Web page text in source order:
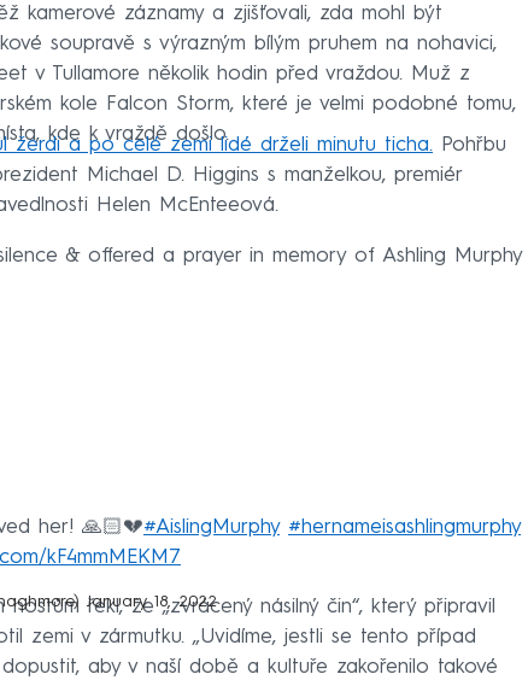
kamerové záznamy a zjišťovali, zda mohl být
soupravě s výrazným bílým pruhem na nohavici,
v Tullamore několik hodin před vraždou. Muž z
kole Falcon Storm, které je velmi podobné tomu,
kde k vraždě došlo.
žerdi a po celé zemi lidé drželi minutu ticha. Pohřbu
Michael D. Higgins s manželkou, premiér
Helen McEnteeová.
& offered a prayer in memory of Ashling Murphy
her! 🙏🏻💔#AislingMurphy #hernameisashlingmurphy
kF4mmMEKM7
January 18, 2022
hostům řekl, že „zvrácený násilný čin“, který připravil
zemi v zármutku. „Uvidíme, jestli se tento případ
aby v naší době a kultuře zakořenilo takové